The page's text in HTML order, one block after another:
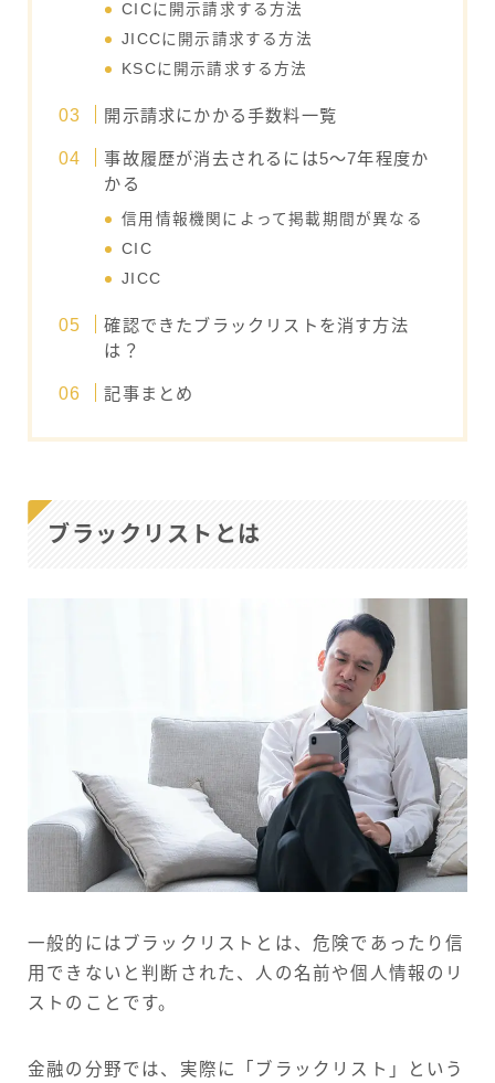
CICに開示請求する方法
JICCに開示請求する方法
KSCに開示請求する方法
開示請求にかかる手数料一覧
事故履歴が消去されるには5～7年程度か
かる
信用情報機関によって掲載期間が異なる
CIC
JICC
確認できたブラックリストを消す方法
は？
記事まとめ
ブラックリストとは
一般的にはブラックリストとは、危険であったり信
用できないと判断された、人の名前や個人情報のリ
ストのことです。
金融の分野では、実際に「ブラックリスト」という